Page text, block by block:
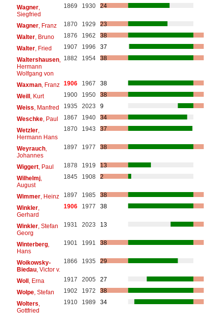
Wagner,
Siegfried
1869 1930 24
Wagner, Franz 1870 1929
23
Walter, Bruno 1876 1962
38
Walter, Fried 1907 1996
37
Waltershausen,
Hermann
Wolfgang von
1882 1954 38
Waxman, Franz 1906 1967
38
Weill, Kurt 1900 1950
38
Weiss , Manfred 1935 2023
9
Weschke, Paul 1867 1940
34
Wetzler,
Hermann Hans
1870 1943 37
Weyrauch,
Johannes
1897 1977 38
Wiggert, Paul 1878 1919
13
Wilhelmj,
August
1845 1908 2
Wimmer, Heinz 1897 1985
38
Winkler,
Gerhard
1906 1977 38
Winkler, Stefan
Georg
1931 2023 13
Winterberg,
Hans
1901 1991 38
Woikowsky-
Biedau, Victor v.
1866 1935 29
Woll, Erna 1917 2005
27
Wolpe, Stefan 1902 1972
38
Wolters
Gottfried
1910 1989 34